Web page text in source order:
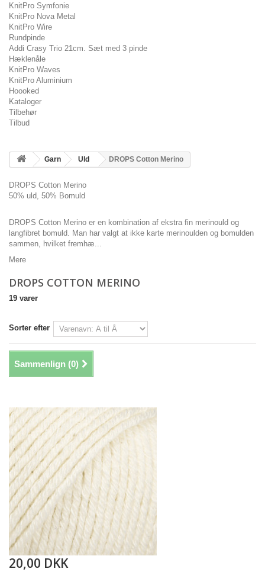
KnitPro Symfonie
KnitPro Nova Metal
KnitPro Wire
Rundpinde
Addi Crasy Trio 21cm. Sæt med 3 pinde
Hæklenåle
KnitPro Waves
KnitPro Aluminium
Hoooked
Kataloger
Tilbehør
Tilbud
Garn Uld DROPS Cotton Merino
DROPS Cotton Merino
50% uld , 50% Bomuld
DROPS Cotton Merino er en kombination af ekstra fin merinould og
langfibret bomuld. Man har valgt at ikke karte merinoulden og bomulden
sammen, hvilket fremhæ...
Mere
DROPS COTTON MERINO
19 varer
Sorter efter
Sammenlign (0)
20,00 DKK